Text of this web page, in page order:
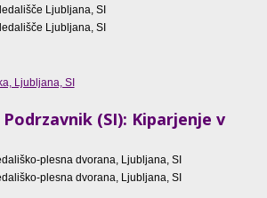
Ljubljana, SI
Ljubljana, SI
Ljubljana, SI
(SI): Kiparjenje v
plesna dvorana, Ljubljana, SI
plesna dvorana, Ljubljana, SI